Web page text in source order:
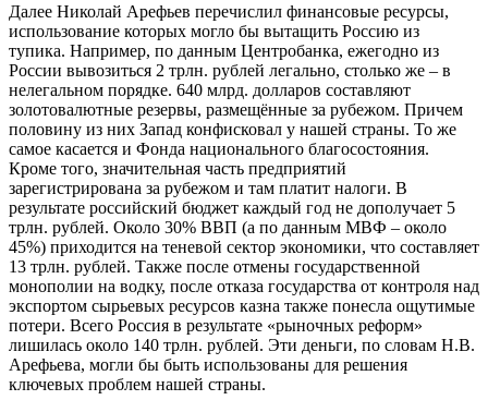
Далее Николай Арефьев перечислил финансовые ресурсы,
использование которых могло бы вытащить Россию из
тупика. Например, по данным Центробанка, ежегодно из
России вывозиться 2 трлн. рублей легально, столько же – в
нелегальном порядке. 640 млрд. долларов составляют
золотовалютные резервы, размещённые за рубежом. Причем
половину из них Запад конфисковал у нашей страны. То же
самое касается и Фонда национального благосостояния.
Кроме того, значительная часть предприятий
зарегистрирована за рубежом и там платит налоги. В
результате российский бюджет каждый год не дополучает 5
трлн. рублей. Около 30% ВВП (а по данным МВФ – около
45%) приходится на теневой сектор экономики, что составляет
13 трлн. рублей. Также после отмены государственной
монополии на водку, после отказа государства от контроля над
экспортом сырьевых ресурсов казна также понесла ощутимые
потери. Всего Россия в результате «рыночных реформ»
лишилась около 140 трлн. рублей. Эти деньги, по словам Н.В.
Арефьева, могли бы быть использованы для решения
ключевых проблем нашей страны.